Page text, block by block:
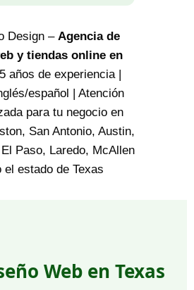
Design – Agencia de
y tiendas online en
años de experiencia |
español | Atención
para tu negocio en
San Antonio, Austin,
Paso, Laredo, McAllen
el estado de Texas
Web en Texas